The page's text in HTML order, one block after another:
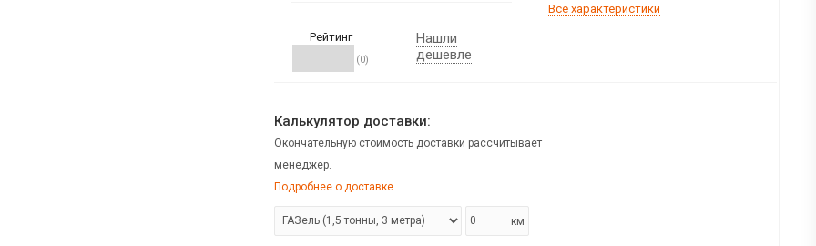
Рейтинг
(0)
Нашли
дешевле
Все характеристики
Калькулятор доставки:
Окончательную стоимость доставки рассчитывает
менеджер.
Подробнее о доставке
км